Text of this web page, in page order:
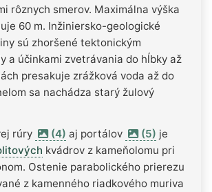
rôznych smerov. Maximálna výška
60 m. Inžiniersko-geologické
sú zhoršené tektonickým
a účinkami zvetrávania do hĺbky až
presakuje zrážková voda až do
sa nachádza starý žulový
rúry
(4) aj portálov (5) je
kvádrov z kameňolomu pri
Ostenie parabolického prierezu
z kamenného riadkového muriva